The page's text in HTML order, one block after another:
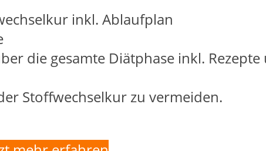
inkl. Ablaufplan
die gesamte Diätphase inkl. Rezepte
Stoffwechselkur zu vermeiden.